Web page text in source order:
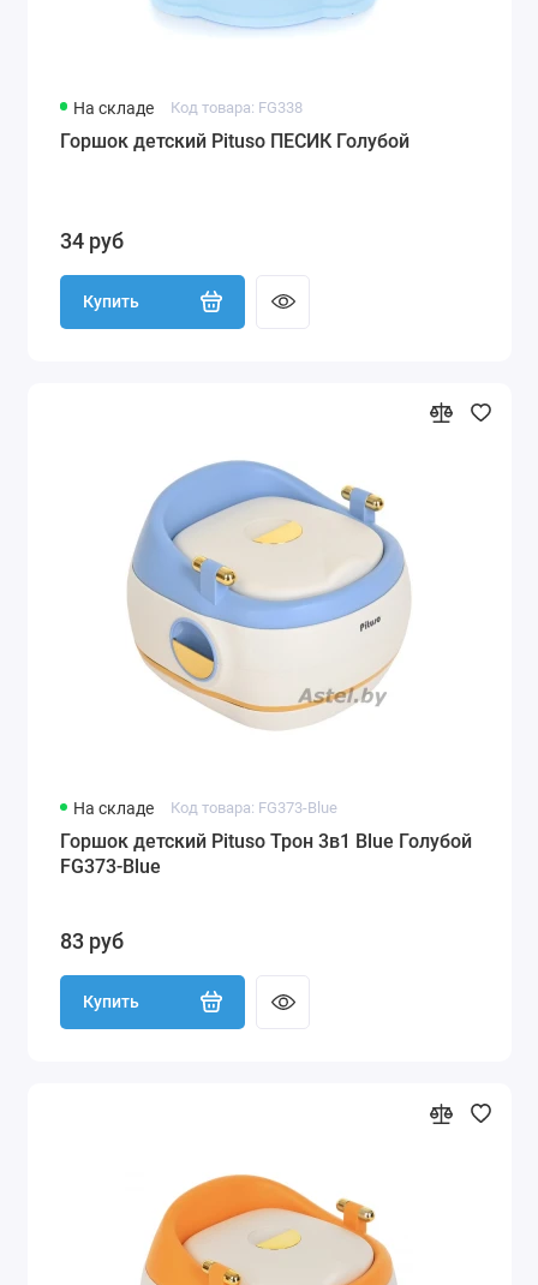
На складе Код товара: FG338
Горшок детский Pituso ПЕСИК Голубой
34 руб
Купить
На складе Код товара: FG373-Blue
Горшок детский Pituso Трон 3в1 Blue Голубой
FG373-Blue
83 руб
Купить